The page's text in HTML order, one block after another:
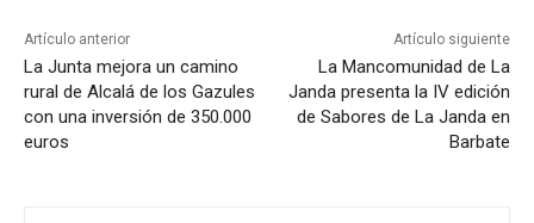
Artículo anterior
La Junta mejora un camino
rural de Alcalá de los Gazules
con una inversión de 350.000
euros
Artículo siguiente
La Mancomunidad de La
Janda presenta la IV edición
de Sabores de La Janda en
Barbate